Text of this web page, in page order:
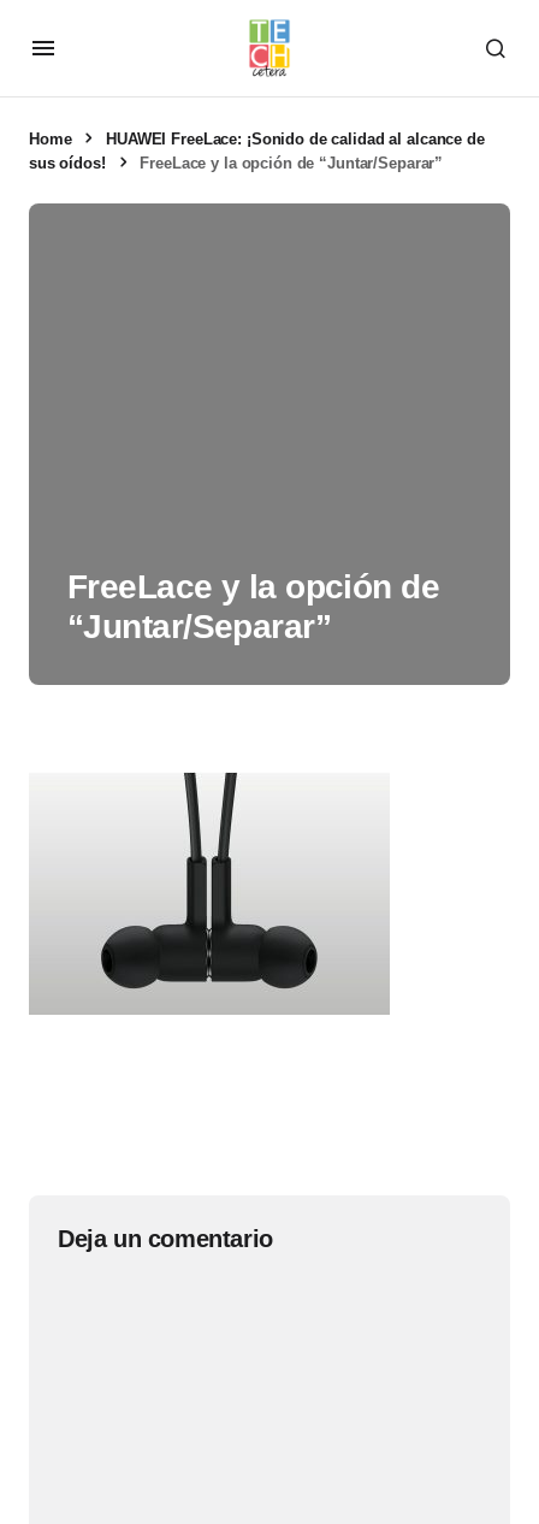
Home
HUAWEI FreeLace: ¡Sonido de calidad al alcance de
sus oídos!
FreeLace y la opción de “Juntar/Separar”
FreeLace y la opción de
“Juntar/Separar”
Deja un comentario